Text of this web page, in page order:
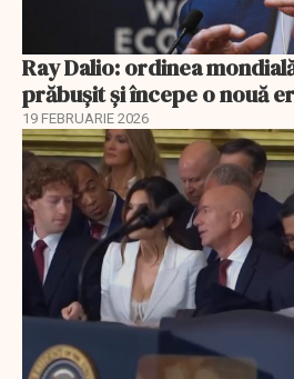
Ray Dalio: ordinea
prăbușit și începe o nouă
19 FEBRUARIE 2026